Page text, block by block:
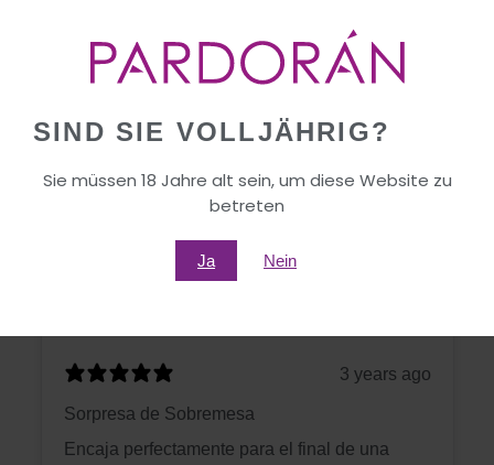
SIND SIE VOLLJÄHRIG?
Sie müssen 18 Jahre alt sein, um diese Website zu
betreten
Ja Nein
suave que no te tumba ni te da migraña.
Rafael D.
3 years ago
Sorpresa de Sobremesa
Encaja perfectamente para el final de una